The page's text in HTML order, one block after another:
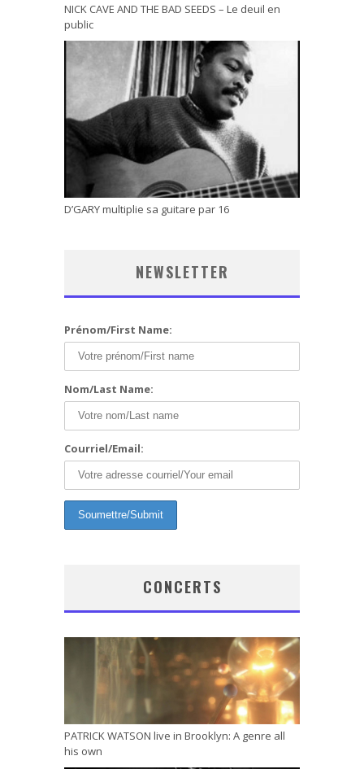
NICK CAVE AND THE BAD SEEDS – Le deuil en
public
D’GARY multiplie sa guitare par 16
NEWSLETTER
Prénom/First Name:
Nom/Last Name:
Courriel/Email:
CONCERTS
PATRICK WATSON live in Brooklyn: A genre all
his own